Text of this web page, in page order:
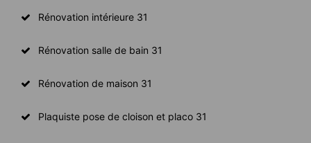
Rénovation intérieure 31
Rénovation salle de bain 31
Rénovation de maison 31
Plaquiste pose de cloison et placo 31